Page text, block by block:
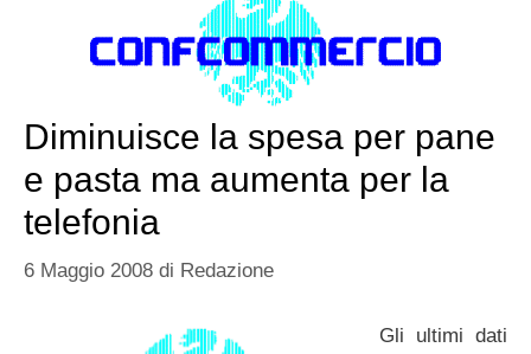
Diminuisce la spesa per pane
e pasta ma aumenta per la
telefonia
6 Maggio 2008 di Redazione
Gli ultimi dati